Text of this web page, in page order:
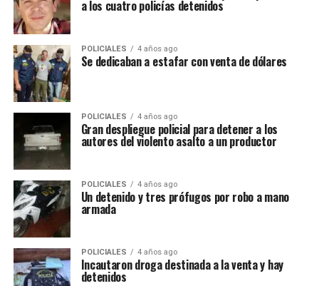
a los cuatro policías detenidos
POLICIALES 4 años ago
Se dedicaban a estafar con venta de dólares
POLICIALES 4 años ago
Gran despliegue policial para detener a los
autores del violento asalto a un productor
POLICIALES 4 años ago
Un detenido y tres prófugos por robo a mano
armada
POLICIALES 4 años ago
Incautaron droga destinada a la venta y hay
detenidos